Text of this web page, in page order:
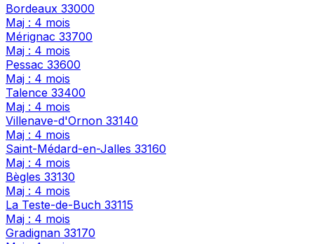
Bordeaux 33000
Maj : 4 mois
Mérignac 33700
Maj : 4 mois
Pessac 33600
Maj : 4 mois
Talence 33400
Maj : 4 mois
Villenave-d'Ornon 33140
Maj : 4 mois
Saint-Médard-en-Jalles 33160
Maj : 4 mois
Bègles 33130
Maj : 4 mois
La Teste-de-Buch 33115
Maj : 4 mois
Gradignan 33170